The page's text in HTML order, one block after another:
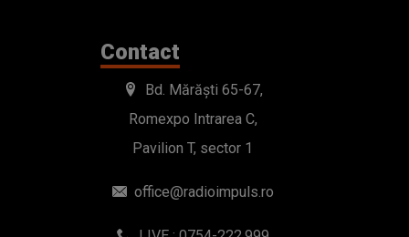
Contact
Bd. Mărăști 65-67,
Romexpo Intrarea C,
Pavilion T, sector 1
office@radioimpuls.ro